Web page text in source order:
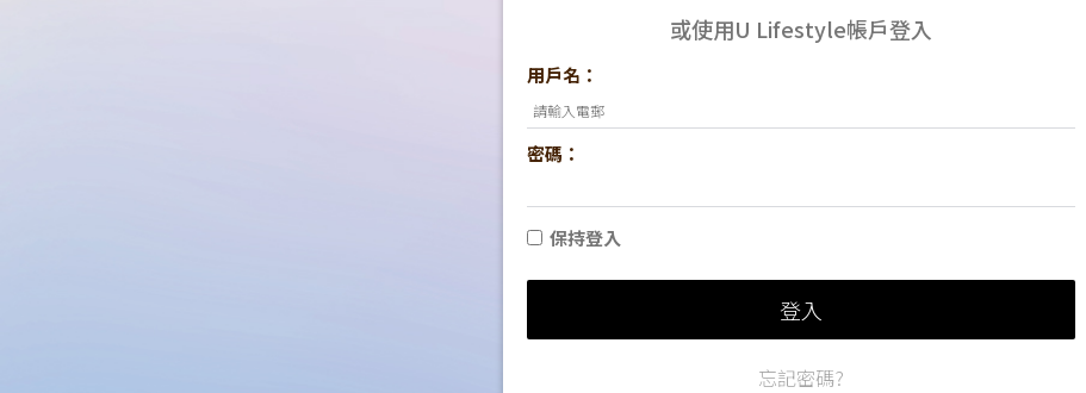
或使用U Lifestyle帳戶登入
用戶名：
密碼：
保持登入
登入
忘記密碼?